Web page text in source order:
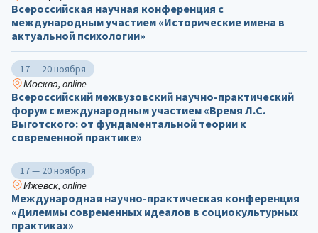
Всероссийская научная конференция с
международным участием «Исторические имена в
актуальной психологии»
17 — 20 ноября
Москва, online
Всероссийский межвузовский научно-практический
форум с международным участием «Время Л.С.
Выготского: от фундаментальной теории к
современной практике»
17 — 20 ноября
Ижевск, online
Международная научно-практическая конференция
«Дилеммы современных идеалов в социокультурных
практиках»